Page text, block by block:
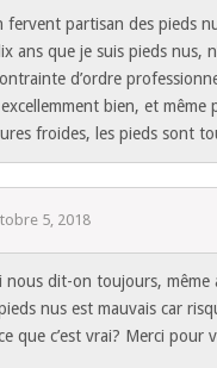
fervent partisan des pieds
ans que je suis pieds nus,
d’ordre
bien, et même
froides, les pieds sont
5, 2018
nous dit-on toujours, même
nus est mauvais car
que c’est vrai? Merci pour